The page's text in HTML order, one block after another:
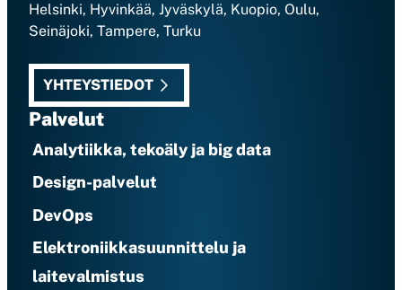
Helsinki, Hyvinkää, Jyväskylä, Kuopio, Oulu,
Seinäjoki, Tampere, Turku
YHTEYSTIEDOT
Palvelut
Analytiikka, tekoäly ja big data
Design-palvelut
DevOps
Elektroniikkasuunnittelu ja
laitevalmistus